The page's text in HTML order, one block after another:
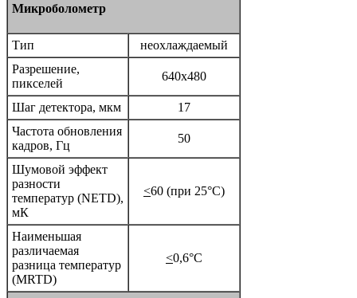
Микроболометр
Тип
неохлаждаемый
Разрешение,
пикселей
640x480
Шаг детектора, мкм
17
Частота обновления
кадров, Гц
50
Шумовой эффект
разности
температур (NETD),
мК
<60 (при 25°C)
Наименьшая
различаемая
разница температур
(MRTD)
<0,6°C